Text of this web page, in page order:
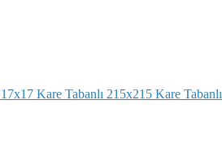
Kare Tabanlı 215x215 Kare Tabanlı